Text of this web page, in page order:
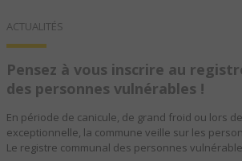
ACTUALITÉS
Pensez à vous inscrire au
des personnes vulnérables !
En période de canicule, de grand froid ou lors
exceptionnelle, la commune veille sur les
Le registre communal des personnes